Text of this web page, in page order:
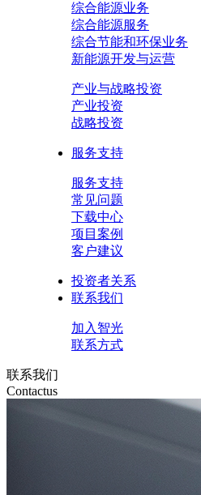
综合能源业务
综合能源服务
综合节能和环保业务
新能源开发与运营
产业与战略投资
产业投资
战略投资
服务支持
服务支持
常见问题
下载中心
项目案例
客户建议
投资者关系
联系我们
加入智光
联系方式
联系我们
Contactus